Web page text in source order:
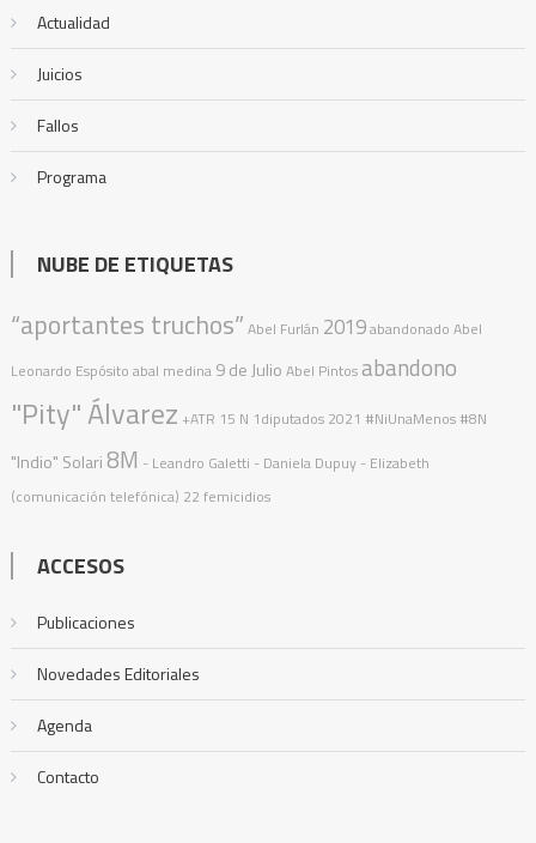
Actualidad
Juicios
Fallos
Programa
NUBE DE ETIQUETAS
“aportantes truchos” Abel Furlán 2019abandonado Abel
Leonardo Espósito abal medina 9 de Julio Abel Pintosabandono
"Pity" Álvarez +ATR 15 N 1diputados 2021 #NiUnaMenos #8N
"Indio" Solari8M - Leandro Galetti - Daniela Dupuy - Elizabeth
(comunicación telefónica) 22 femicidios
ACCESOS
Publicaciones
Novedades Editoriales
Agenda
Contacto